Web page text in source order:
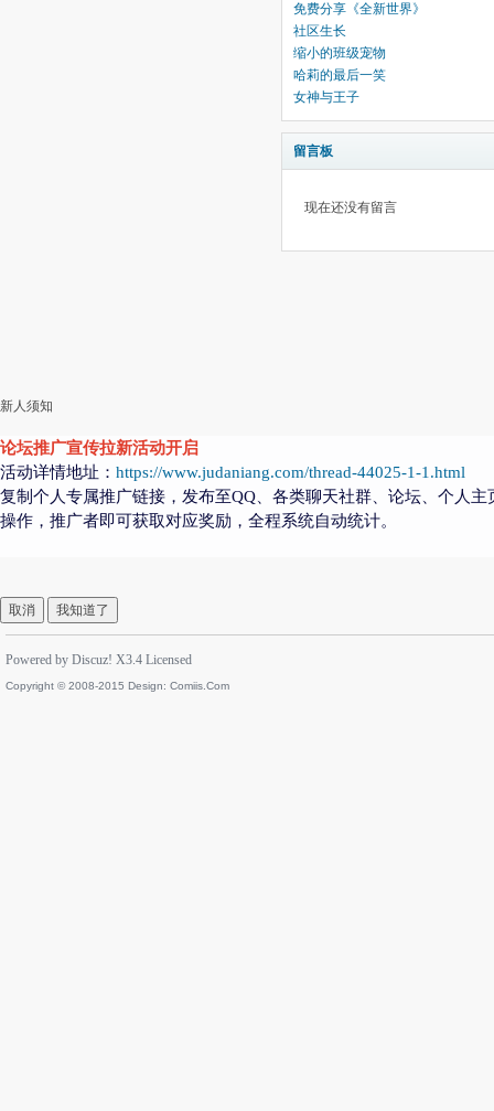
免费分享《全新世界》
社区生长
缩小的班级宠物
哈莉的最后一笑
女神与王子
留言板
现在还没有留言
新人须知
论坛推广宣传拉新活动开启
活动详情地址： https://www.judaniang.com/thread-44025-1-1.html
复制个人专属推广链接，发布至QQ、各类聊天社群、论坛、个人
操作，推广者即可获取对应奖励，全程系统自动统计。
取消 我知道了
Powered by Discuz! X3.4 Licensed
Copyright © 2008-2015 Design: Comiis.Com